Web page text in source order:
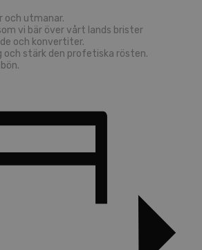
och utmanar.
vi bär över vårt lands brister
och konvertiter.
och stärk den profetiska rösten.